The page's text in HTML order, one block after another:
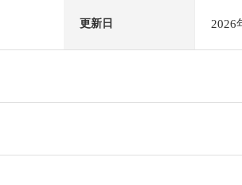
更新日 2026